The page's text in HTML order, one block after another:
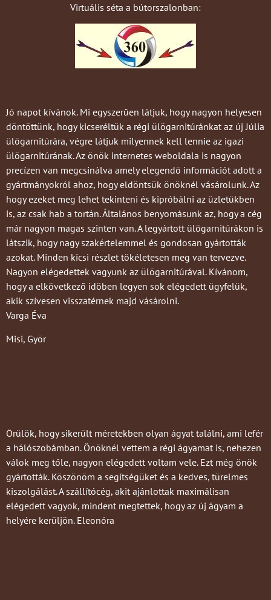
Virtuális séta a bútorszalonban:
Jó napot kívánok. Mi egyszerűen látjuk, hogy nagyon helyesen
döntöttünk, hogy kicseréltük a régi ülögarnitúránkat az új Júlia
ülögarnitúrára, végre látjuk milyennek kell lennie az igazi
ülögarnitúrának. Az önök internetes weboldala is nagyon
precízen van megcsinálva amely elegendö információt adott a
gyártmányokról ahoz, hogy eldöntsük önöknél vásárolunk. Az
hogy ezeket meg lehet tekinteni és kipróbálni az üzletükben
is, az csak hab a tortán. Általános benyomásunk az, hogy a cég
már nagyon magas szinten van. A legyártott ülögarnitúrákon is
látszik, hogy nagy szakértelemmel és gondosan gyártották
azokat. Minden kicsi részlet tökéletesen meg van tervezve.
Nagyon elégedettek vagyunk az ülögarnitúrával. Kívánom,
hogy a elkövetkező idöben legyen sok elégedett ügyfelük,
akik szívesen visszatérnek majd vásárolni.
Varga Éva
Misi, Györ
Örülök, hogy sikerült méretekben olyan ágyat találni, ami lefér
a hálószobámban. Önöknél vettem a régi ágyamat is, nehezen
válok meg tőle, nagyon elégedett voltam vele. Ezt még önök
gyártották. Köszönöm a segítségüket és a kedves, türelmes
kiszolgálást. A szállítócég, akit ajánlottak maximálisan
elégedett vagyok, mindent megtettek, hogy az új ágyam a
helyére kerüljön. Eleonóra